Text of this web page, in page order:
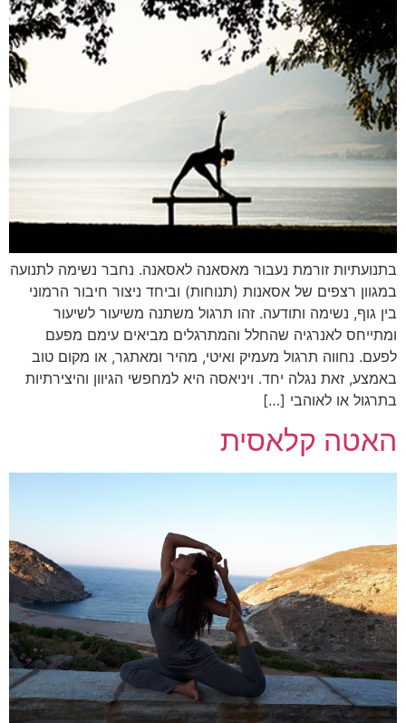
בתנועתיות זורמת נעבור מאסאנה לאסאנה. נחבר נשימה לתנועה
במגוון רצפים של אסאנות (תנוחות) וביחד ניצור חיבור הרמוני
בין גוף, נשימה ותודעה. זהו תרגול משתנה משיעור לשיעור
ומתייחס לאנרגיה שהחלל והמתרגלים מביאים עימם מפעם
לפעם. נחווה תרגול מעמיק ואיטי, מהיר ומאתגר, או מקום טוב
באמצע, זאת נגלה יחד. ויניאסה היא למחפשי הגיוון והיצירתיות
בתרגול או לאוהבי […]
האטה קלאסית